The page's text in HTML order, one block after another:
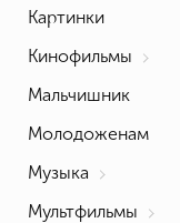
Картинки
Кинофильмы
Мальчишник
Молодоженам
Музыка
Мультфильмы